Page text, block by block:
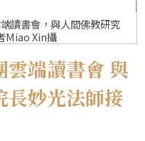
讀書會，與人間佛教研究
Miao Xin攝
雲端讀書會 與
長妙光法師接